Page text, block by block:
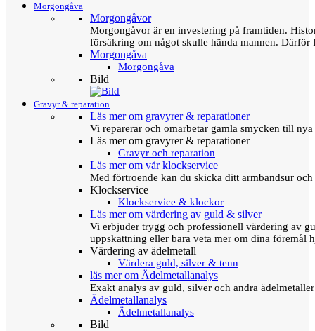
Morgongåva
Morgongåvor
Morgongåvor är en investering på framtiden.
försäkring om något skulle hända mannen.
Morgongåva
Morgongåva
Bild
Gravyr & reparation
Läs mer om gravyrer & reparationer
Vi reparerar och omarbetar gamla smycken till
Läs mer om gravyrer & reparationer
Gravyr och reparation
Läs mer om vår klockservice
Med förtroende kan du skicka ditt armbandsur
Klockservice
Klockservice & klockor
Läs mer om värdering av guld & silver
Vi erbjuder trygg och professionell värdering av
uppskattning eller bara veta mer om dina föremål
Värdering av ädelmetall
Värdera guld, silver & tenn
läs mer om Ädelmetallanalys
Exakt analys av guld, silver och andra
Ädelmetallanalys
Ädelmetallanalys
Bild